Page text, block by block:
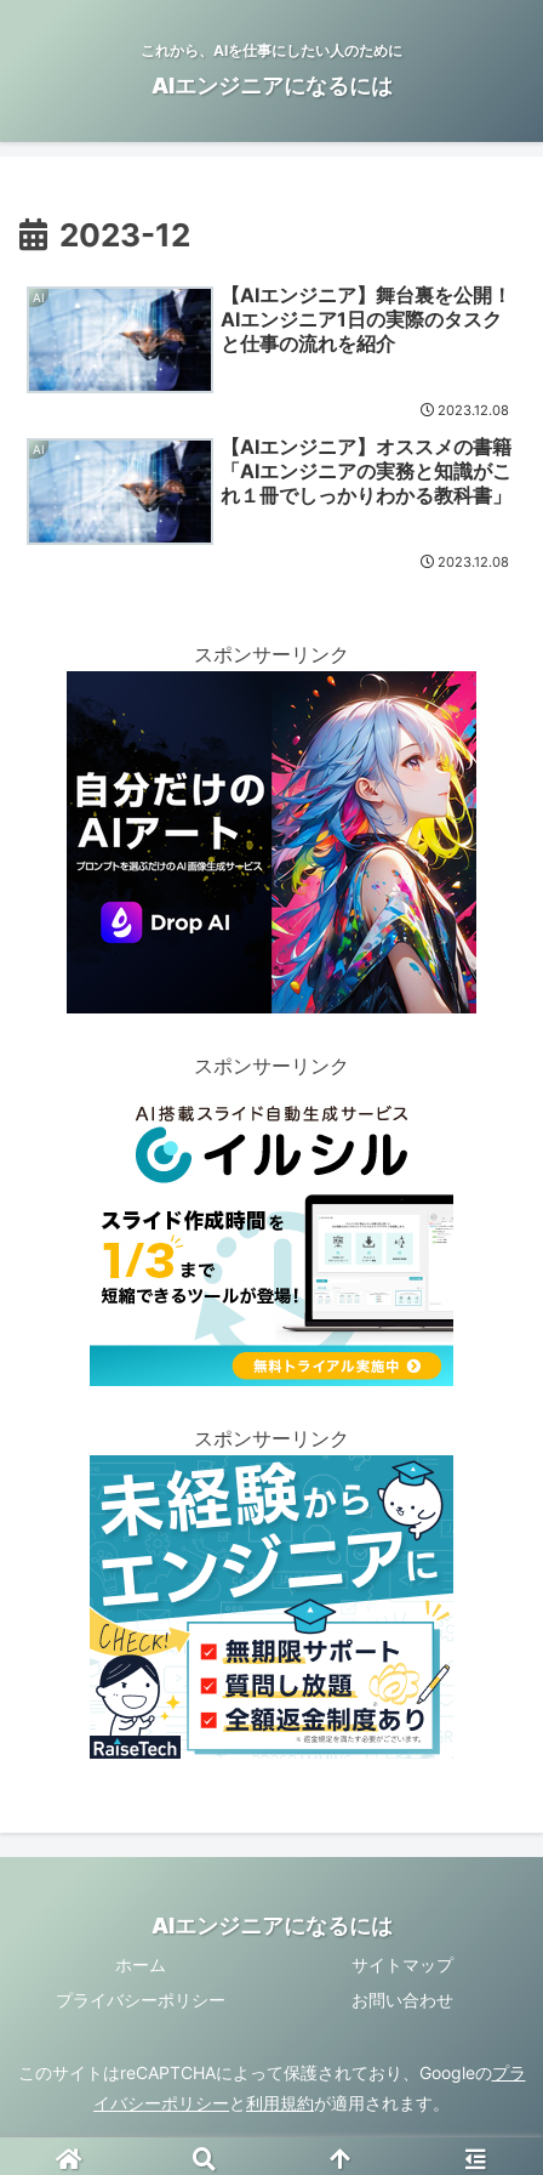
これから、AIを仕事にしたい人のために
AIエンジニアになるには
2023-12
AI
【AIエンジニア】舞台裏を公開！
AIエンジニア1日の実際のタスク
と仕事の流れを紹介
2023.12.08
AI
【AIエンジニア】オススメの書籍
「AIエンジニアの実務と知識がこ
れ１冊でしっかりわかる教科書」
2023.12.08
スポンサーリンク
スポンサーリンク
スポンサーリンク
AIエンジニアになるには
ホーム
サイトマップ
プライバシーポリシー
お問い合わせ
このサイトはreCAPTCHAによって保護されており、Googleのプラ
イバシーポリシーと利用規約が適用されます。
Copyright © AI Beginner All Rights Reserved.